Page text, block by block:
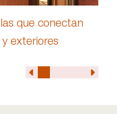
que conectan
exteriores